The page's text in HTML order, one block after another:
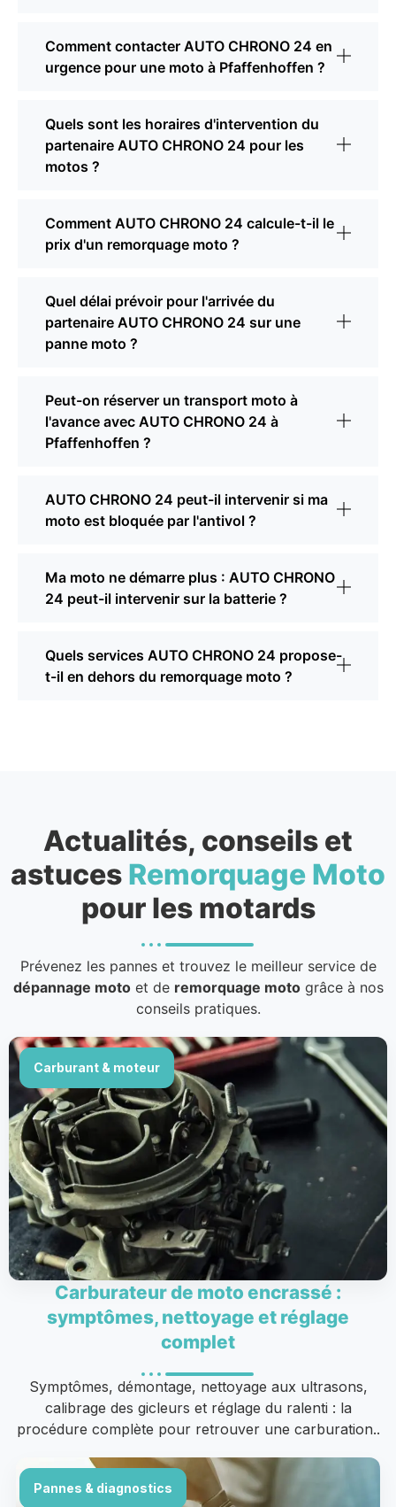
Comment contacter AUTO CHRONO 24 en
urgence pour une moto à Pfaffenhoffen ?
Quels sont les horaires d'intervention du
partenaire AUTO CHRONO 24 pour les
motos ?
Comment AUTO CHRONO 24 calcule-t-il le
prix d'un remorquage moto ?
Quel délai prévoir pour l'arrivée du
partenaire AUTO CHRONO 24 sur une
panne moto ?
Peut-on réserver un transport moto à
l'avance avec AUTO CHRONO 24 à
Pfaffenhoffen ?
AUTO CHRONO 24 peut-il intervenir si ma
moto est bloquée par l'antivol ?
Ma moto ne démarre plus : AUTO CHRONO
24 peut-il intervenir sur la batterie ?
Quels services AUTO CHRONO 24 propose-
t-il en dehors du remorquage moto ?
Actualités, conseils et
astuces Remorquage Moto
pour les motards
Prévenez les pannes et trouvez le meilleur service de
dépannage motoet de remorquage motogrâce à nos
conseils pratiques.
Carburant & moteur
Carburateur de moto encrassé :
symptômes, nettoyage et réglage
complet
Symptômes, démontage, nettoyage aux ultrasons,
calibrage des gicleurs et réglage du ralenti : la
procédure complète pour retrouver une carburation..
Pannes & diagnostics